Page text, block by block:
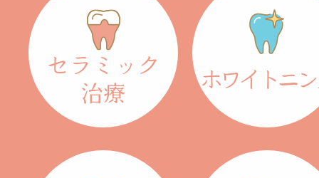
セラミック
治療
ホワイトニ